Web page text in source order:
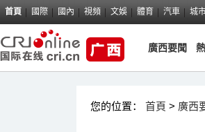
首頁 國際 國內 視頻 文娛 體育 汽車 城
廣西要聞
您的位置： 首頁 > 廣西